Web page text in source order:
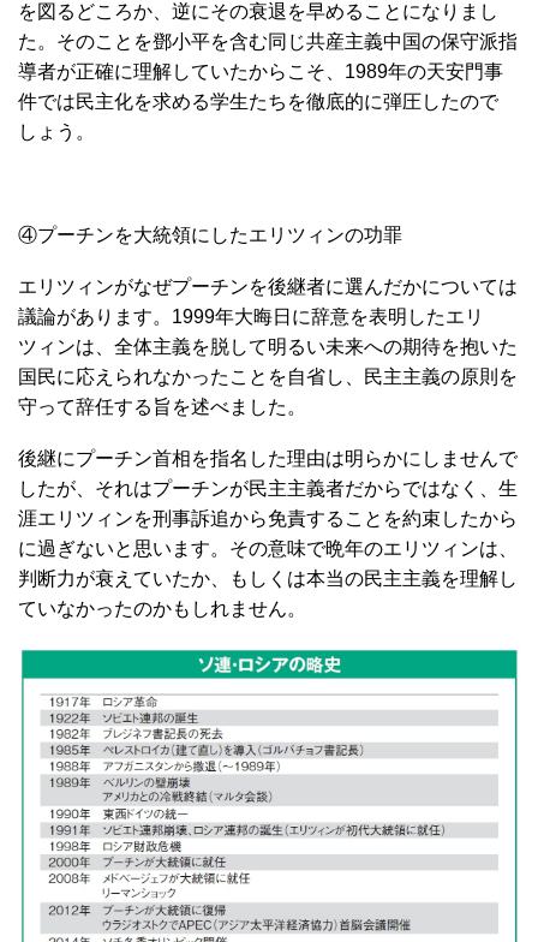
を図るどころか、逆にその衰退を早めることになりまし
た。そのことを鄧小平を含む同じ共産主義中国の保守派指
導者が正確に理解していたからこそ、1989年の天安門事
件では民主化を求める学生たちを徹底的に弾圧したので
しょう。
④プーチンを大統領にしたエリツィンの功罪
エリツィンがなぜプーチンを後継者に選んだかについては
議論があります。1999年大晦日に辞意を表明したエリ
ツィンは、全体主義を脱して明るい未来への期待を抱いた
国民に応えられなかったことを自省し、民主主義の原則を
守って辞任する旨を述べました。
後継にプーチン首相を指名した理由は明らかにしませんで
したが、それはプーチンが民主主義者だからではなく、生
涯エリツィンを刑事訴追から免責することを約束したから
に過ぎないと思います。その意味で晩年のエリツィンは、
判断力が衰えていたか、もしくは本当の民主主義を理解し
ていなかったのかもしれません。